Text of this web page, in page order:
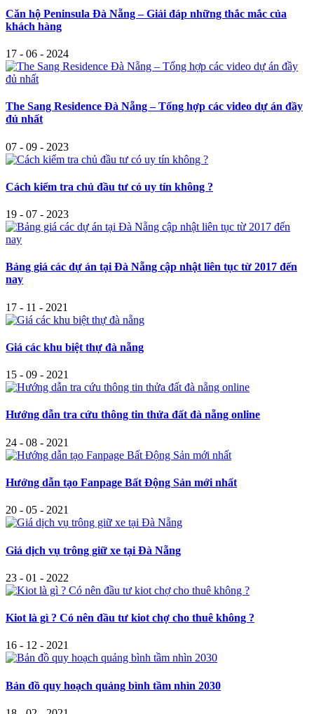
Căn hộ Peninsula Đà Nẵng – Giải đáp những thắc mắc của
khách hàng
17 - 06 - 2024
The Sang Residence Đà Nẵng – Tổng hợp các video dự án đầy
đủ nhất
07 - 09 - 2023
Cách kiểm tra chủ đầu tư có uy tín không ?
19 - 07 - 2023
Bảng giá các dự án tại Đà Nẵng cập nhật liên tục từ 2017 đến
nay
17 - 11 - 2021
Giá các khu biệt thự đà nẵng
15 - 09 - 2021
Hướng dẫn tra cứu thông tin thửa đất đà nẵng online
24 - 08 - 2021
Hướng dẫn tạo Fanpage Bất Động Sản mới nhất
20 - 05 - 2021
Giá dịch vụ trông giữ xe tại Đà Nẵng
23 - 01 - 2022
Kiot là gì ? Có nên đầu tư kiot chợ cho thuê không ?
16 - 12 - 2021
Bản đồ quy hoạch quảng bình tầm nhìn 2030